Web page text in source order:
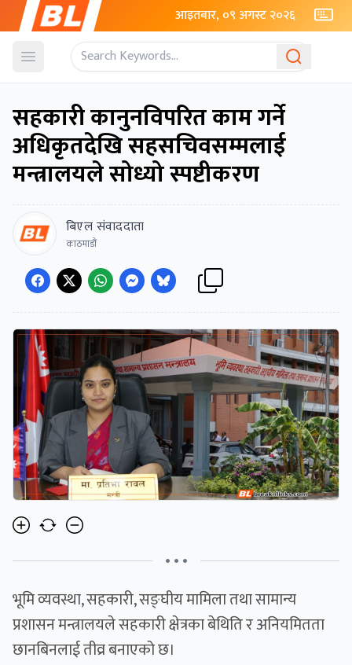
आइतबार, ०९ अगस्ट २०२६
Open menu
सहकारी कानुनविपरित काम गर्ने
अधिकृतदेखि सहसचिवसम्मलाई
मन्त्रालयले सोध्यो स्पष्टीकरण
बिएल संवाददाता
काठमाडौं
• • •
भूमि व्यवस्था, सहकारी, सङ्घीय मामिला तथा सामान्य
प्रशासन मन्त्रालयले सहकारी क्षेत्रका बेथिति र अनियमितता
छानबिनलाई तीव्र बनाएको छ।